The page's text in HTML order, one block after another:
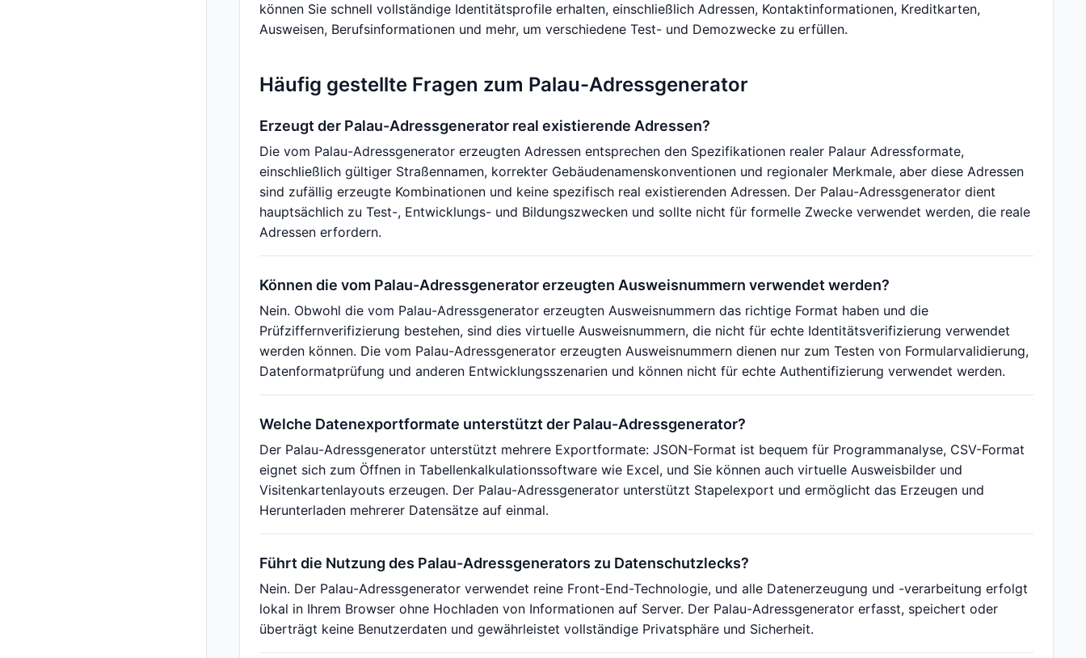
können Sie schnell vollständige Identitätsprofile erhalten, einschließlich Adressen, Kontaktinformationen, Kreditkarten,
Ausweisen, Berufsinformationen und mehr, um verschiedene Test- und Demozwecke zu erfüllen.
Häufig gestellte Fragen zum Palau-Adressgenerator
Erzeugt der Palau-Adressgenerator real existierende Adressen?
Die vom Palau-Adressgenerator erzeugten Adressen entsprechen den Spezifikationen realer Palaur Adressformate,
einschließlich gültiger Straßennamen, korrekter Gebäudenamenskonventionen und regionaler Merkmale, aber diese Adressen
sind zufällig erzeugte Kombinationen und keine spezifisch real existierenden Adressen. Der Palau-Adressgenerator dient
hauptsächlich zu Test-, Entwicklungs- und Bildungszwecken und sollte nicht für formelle Zwecke verwendet werden, die reale
Adressen erfordern.
Können die vom Palau-Adressgenerator erzeugten Ausweisnummern verwendet werden?
Nein. Obwohl die vom Palau-Adressgenerator erzeugten Ausweisnummern das richtige Format haben und die
Prüfziffernverifizierung bestehen, sind dies virtuelle Ausweisnummern, die nicht für echte Identitätsverifizierung verwendet
werden können. Die vom Palau-Adressgenerator erzeugten Ausweisnummern dienen nur zum Testen von Formularvalidierung,
Datenformatprüfung und anderen Entwicklungsszenarien und können nicht für echte Authentifizierung verwendet werden.
Welche Datenexportformate unterstützt der Palau-Adressgenerator?
Der Palau-Adressgenerator unterstützt mehrere Exportformate: JSON-Format ist bequem für Programmanalyse, CSV-Format
eignet sich zum Öffnen in Tabellenkalkulationssoftware wie Excel, und Sie können auch virtuelle Ausweisbilder und
Visitenkartenlayouts erzeugen. Der Palau-Adressgenerator unterstützt Stapelexport und ermöglicht das Erzeugen und
Herunterladen mehrerer Datensätze auf einmal.
Führt die Nutzung des Palau-Adressgenerators zu Datenschutzlecks?
Nein. Der Palau-Adressgenerator verwendet reine Front-End-Technologie, und alle Datenerzeugung und -verarbeitung erfolgt
lokal in Ihrem Browser ohne Hochladen von Informationen auf Server. Der Palau-Adressgenerator erfasst, speichert oder
überträgt keine Benutzerdaten und gewährleistet vollständige Privatsphäre und Sicherheit.